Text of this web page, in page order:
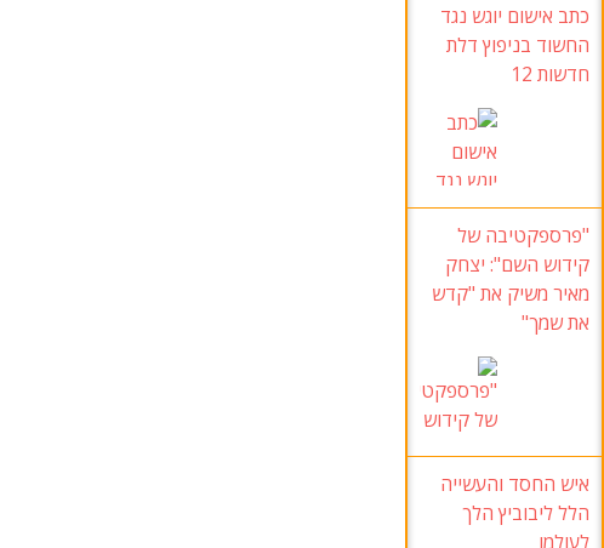
כתב אישום יוגש נגד
החשוד בניפוץ דלת
חדשות
"פרספקטיבה של
קידוש השם": יצחק
מאיר משיק את "קדש
את שמך"
איש החסד והעשייה
הלל ליבוביץ הלך
לעולמו